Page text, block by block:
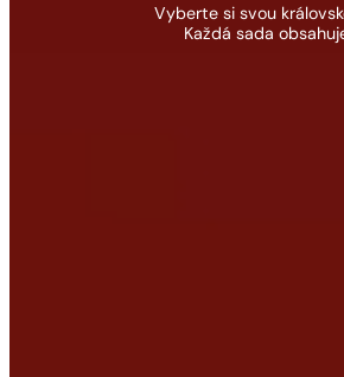
Vyberte si svou
Každá sada